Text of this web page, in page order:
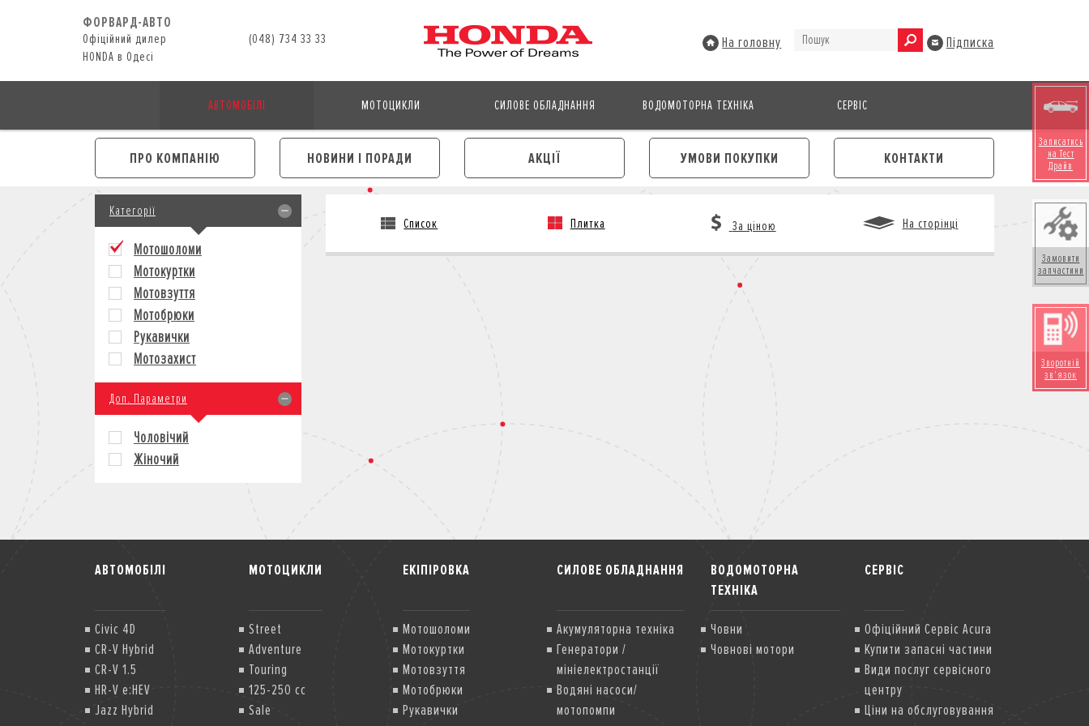
ФОРВАРД-АВТО
Офіційний дилер
HONDA в Одесі
(048) 734 33 33 На головну Підписка
АВТОМОБІЛІ МОТОЦИКЛИ СИЛОВЕ ОБЛАДНАННЯ ВОДОМОТОРНА ТЕХНІКА СЕРВІС
ПРО КОМПАНІЮ НОВИНИ І ПОРАДИ АКЦІЇ УМОВИ ПОКУПКИ КОНТАКТИ
Записатись
на Тест
Драйв
Замовити
запчастини
Зворотній
зв'язок
Категорії
Мотошоломи
Мотокуртки
Мотовзуття
Мотобрюки
Рукавички
Мотозахист
Доп. Параметри
Чоловічий
Жіночий
Список Плитка За ціною На сторінці
АВТОМОБІЛІ
Civic 4D
CR-V Hybrid
CR-V 1.5
HR-V e:HEV
Jazz Hybrid
МОТОЦИКЛИ
Street
Adventure
Touring
125-250 cc
Sale
ЕКІПІРОВКА
Мотошоломи
Мотокуртки
Мотовзуття
Мотобрюки
Рукавички
СИЛОВЕ ОБЛАДНАННЯ
Акумуляторна техніка
Генератори /
мініелектростанції
Водяні насоси/
мотопомпи
ВОДОМОТОРНА
ТЕХНІКА
Човни
Човнові мотори
СЕРВІС
Офіційний Сервіс Acura
Купити запасні частини
Види послуг сервісного
центру
Ціни на обслуговування